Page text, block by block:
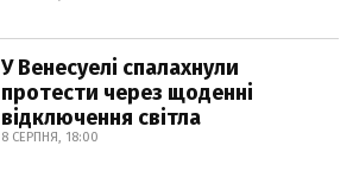
У Венесуелі спалахнули
протести через щоденні
відключення світла
8 СЕРПНЯ, 18:00